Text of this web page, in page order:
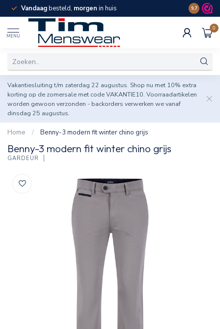
Vandaagbesteld, morgen in huis Spaar
9.7
MENU
0
Vakantiesluiting t/m zaterdag 22 augustus. Shop nu met 10% extra
korting op de zomersale met code VAKANTIE10. Voorraadartikelen
worden gewoon verzonden - backorders verwerken we vanaf
dinsdag 25 augustus.
Home / Benny-3 modern fit winter chino grijs
Benny-3 modern fit winter chino grijs
GARDEUR